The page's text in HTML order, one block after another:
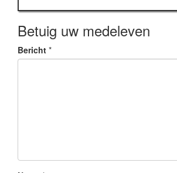
Betuig uw medeleven
Bericht *